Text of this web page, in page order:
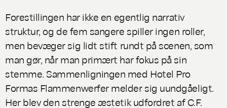
Forestillingen har ikke en egentlig narrativ
struktur, og de fem sangere spiller ingen roller,
men bevæger sig lidt stift rundt på scenen, som
man gør, når man primært har fokus på sin
stemme. Sammenligningen med Hotel Pro
Formas Flammenwerfermelder sig uundgåeligt.
Her blev den strenge æstetik udfordret af C.F.